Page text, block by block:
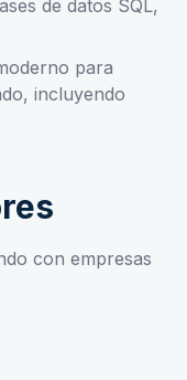
de datos SQL,
para
incluyendo
con empresas